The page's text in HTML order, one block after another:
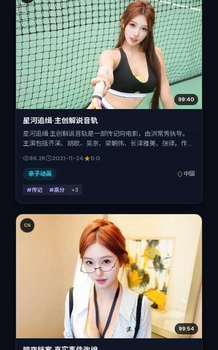
99:40
星河追缉·主创解说音轨
星河追缉·主创解说音轨是一部传记向电影，由洪常秀执导。
主演包括齐溪、胡歌、吴京、梁朝伟、长泽雅美、张译。作品
面，首映日期 2021-11-24，正片时长118分钟。
86.2K 2021-11-24 9.0
亲子动画 中国
#传记 #高分 +3
CN
99:54